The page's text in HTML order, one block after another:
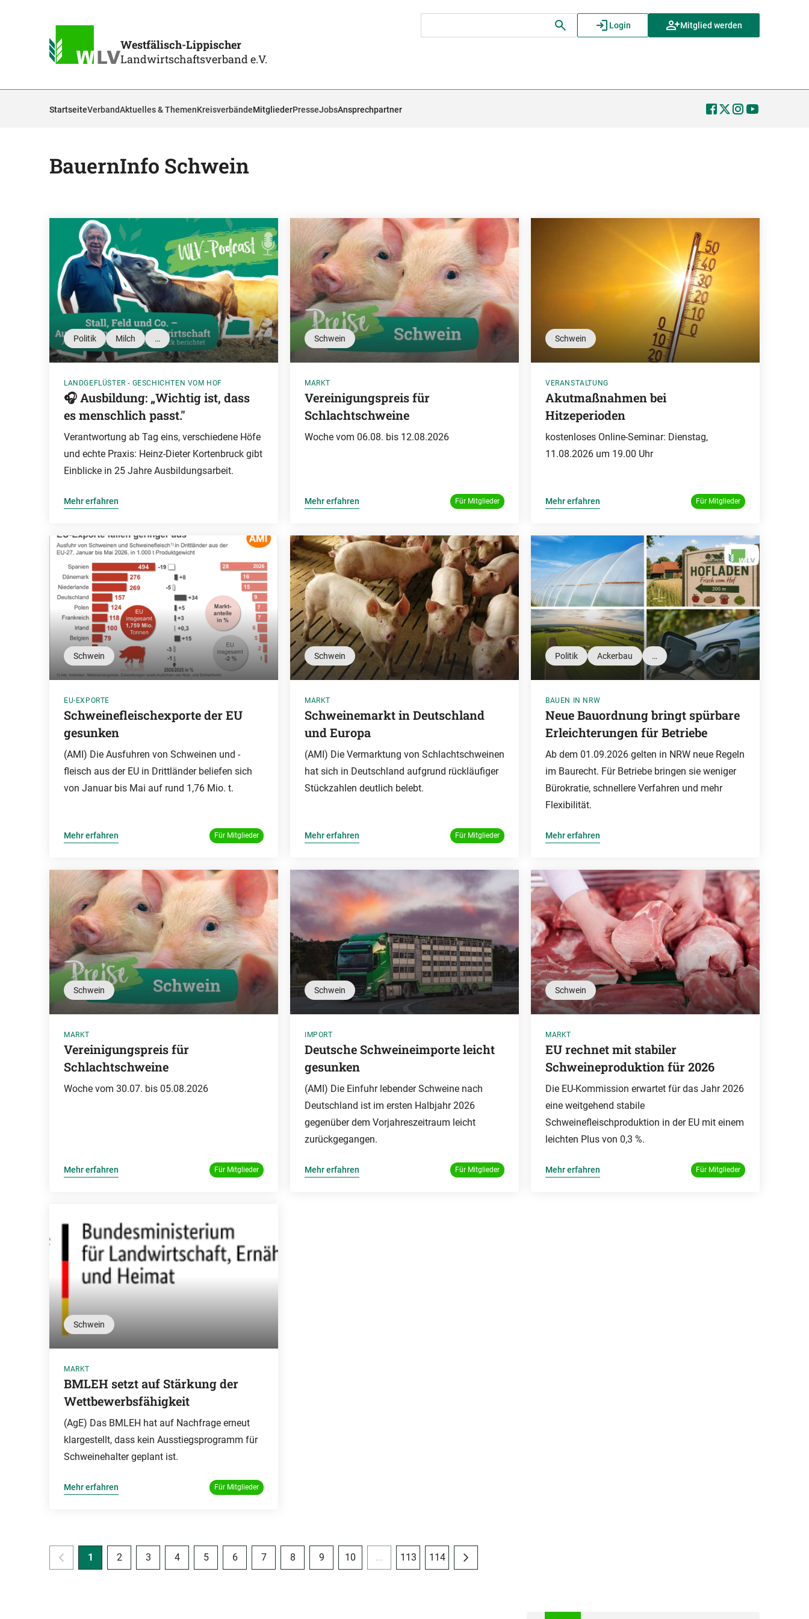
Westfälisch-Lippischer
Landwirtschaftsverband e.V.
Login Mitglied werden
StartseiteVerbandAktuelles & ThemenKreisverbändeMitgliederPresseJobsAnsprechpartner
BauernInfo Schwein
Politik Milch …
LANDGEFLÜSTER - GESCHICHTEN VOM HOF
🎧 Ausbildung: „Wichtig ist, dass
es menschlich passt."
Verantwortung ab Tag eins, verschiedene Höfe
und echte Praxis: Heinz-Dieter Kortenbruck gibt
Einblicke in 25 Jahre Ausbildungsarbeit.
Mehr erfahren
Schwein
MARKT
Vereinigungspreis für
Schlachtschweine
Woche vom 06.08. bis 12.08.2026
Mehr erfahren Für Mitglieder
Schwein
VERANSTALTUNG
Akutmaßnahmen bei
Hitzeperioden
kostenloses Online-Seminar: Dienstag,
11.08.2026 um 19.00 Uhr
Mehr erfahren Für Mitglieder
Schwein
EU-EXPORTE
Schweinefleischexporte der EU
gesunken
(AMI) Die Ausfuhren von Schweinen und -
fleisch aus der EU in Drittländer beliefen sich
von Januar bis Mai auf rund 1,76 Mio. t.
Mehr erfahren Für Mitglieder
Schwein
MARKT
Schweinemarkt in Deutschland
und Europa
(AMI) Die Vermarktung von Schlachtschweinen
hat sich in Deutschland aufgrund rückläufiger
Stückzahlen deutlich belebt.
Mehr erfahren Für Mitglieder
Politik Ackerbau …
BAUEN IN NRW
Neue Bauordnung bringt spürbare
Erleichterungen für Betriebe
Ab dem 01.09.2026 gelten in NRW neue Regeln
im Baurecht. Für Betriebe bringen sie weniger
Bürokratie, schnellere Verfahren und mehr
Flexibilität.
Mehr erfahren
Schwein
MARKT
Vereinigungspreis für
Schlachtschweine
Woche vom 30.07. bis 05.08.2026
Mehr erfahren Für Mitglieder
Schwein
IMPORT
Deutsche Schweineimporte leicht
gesunken
(AMI) Die Einfuhr lebender Schweine nach
Deutschland ist im ersten Halbjahr 2026
gegenüber dem Vorjahreszeitraum leicht
zurückgegangen.
Mehr erfahren Für Mitglieder
Schwein
MARKT
EU rechnet mit stabiler
Schweineproduktion für 2026
Die EU-Kommission erwartet für das Jahr 2026
eine weitgehend stabile
Schweinefleischproduktion in der EU mit einem
leichten Plus von 0,3 %.
Mehr erfahren Für Mitglieder
Schwein
MARKT
BMLEH setzt auf Stärkung der
Wettbewerbsfähigkeit
(AgE) Das BMLEH hat auf Nachfrage erneut
klargestellt, dass kein Ausstiegsprogramm für
Schweinehalter geplant ist.
Mehr erfahren Für Mitglieder
1 2 3 4 5 6 7 8 9 10 ... 113 114